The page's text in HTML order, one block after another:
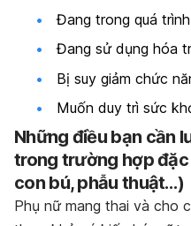
Đang trong quá
Đang sử dụng hóa
Bị suy giảm chức
Muốn duy trì sức
Những điều bạn cần
trong trường hợp
con bú, phẫu thuật…)
Phụ nữ mang thai và cho